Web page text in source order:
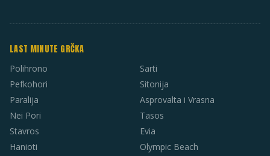
LAST MINUTE GRČKA
Polihrono
Pefkohori
Paralija
Nei Pori
Stavros
Hanioti
Sarti
Sitonija
Asprovalta i Vrasna
Tasos
Evia
Olympic Beach